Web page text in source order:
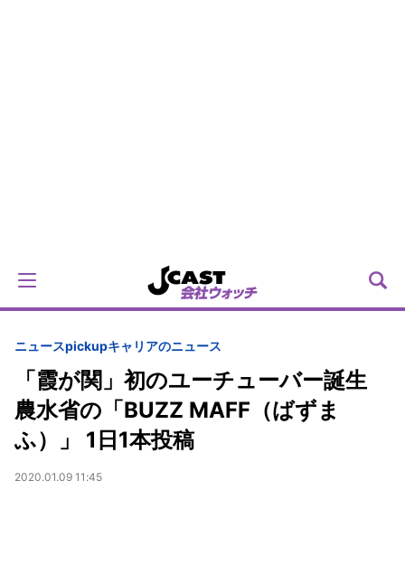
ニュースpickupキャリアのニュース
「霞が関」初のユーチューバー誕生
農水省の「BUZZ MAFF（ばずま
ふ）」 1日1本投稿
2020.01.09 11:45